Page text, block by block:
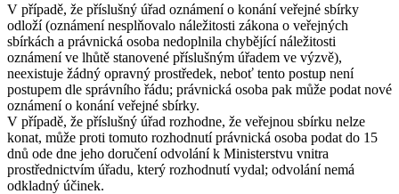
V případě, že příslušný úřad oznámení o konání veřejné sbírky
odloží (oznámení nesplňovalo náležitosti zákona o veřejných
sbírkách a právnická osoba nedoplnila chybějící náležitosti
oznámení ve lhůtě stanovené příslušným úřadem ve výzvě),
neexistuje žádný opravný prostředek, neboť tento postup není
postupem dle správního řádu; právnická osoba pak může podat nové
oznámení o konání veřejné sbírky.
V případě, že příslušný úřad rozhodne, že veřejnou sbírku nelze
konat, může proti tomuto rozhodnutí právnická osoba podat do 15
dnů ode dne jeho doručení odvolání k Ministerstvu vnitra
prostřednictvím úřadu, který rozhodnutí vydal; odvolání nemá
odkladný účinek.